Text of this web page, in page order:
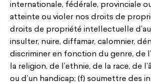
internationale, fédérale, provinciale
atteinte ou violer nos droits de
droits de propriété intellectuelle
insulter, nuire, diffamar, calomnier,
discriminer en fonction du genre, de
la religion, de l’ethnie, de la race, de
ou d’un handicap; (f) soumettre des